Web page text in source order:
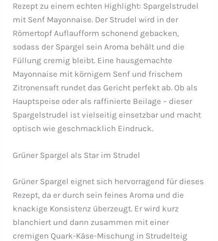
Rezept zu einem echten Highlight: Spargelstrudel
mit Senf Mayonnaise. Der Strudel wird in der
Römertopf Auflaufform schonend gebacken,
sodass der Spargel sein Aroma behält und die
Füllung cremig bleibt. Eine hausgemachte
Mayonnaise mit körnigem Senf und frischem
Zitronensaft rundet das Gericht perfekt ab. Ob als
Hauptspeise oder als raffinierte Beilage – dieser
Spargelstrudel ist vielseitig einsetzbar und macht
optisch wie geschmacklich Eindruck.
Grüner Spargel als Star im Strudel
Grüner Spargel eignet sich hervorragend für dieses
Rezept, da er durch sein feines Aroma und die
knackige Konsistenz überzeugt. Er wird kurz
blanchiert und dann zusammen mit einer
cremigen Quark-Käse-Mischung in Strudelteig